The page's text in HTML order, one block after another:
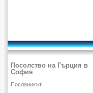
Посолство на Гърция в
София
Посланикът